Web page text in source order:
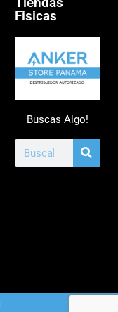
Fisicas
Buscas Algo!